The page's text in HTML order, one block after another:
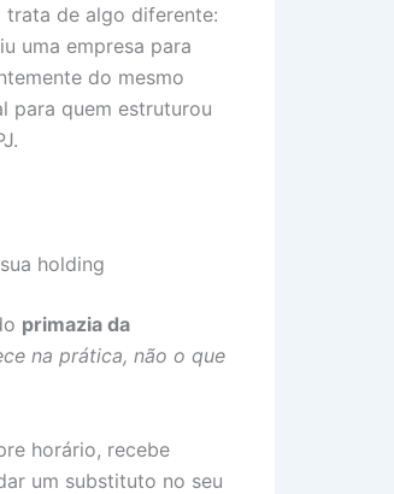
trata de algo diferente:
uma empresa para
do mesmo
para quem estruturou
holding
primazia da
na prática, não o que
horário, recebe
um substituto no seu